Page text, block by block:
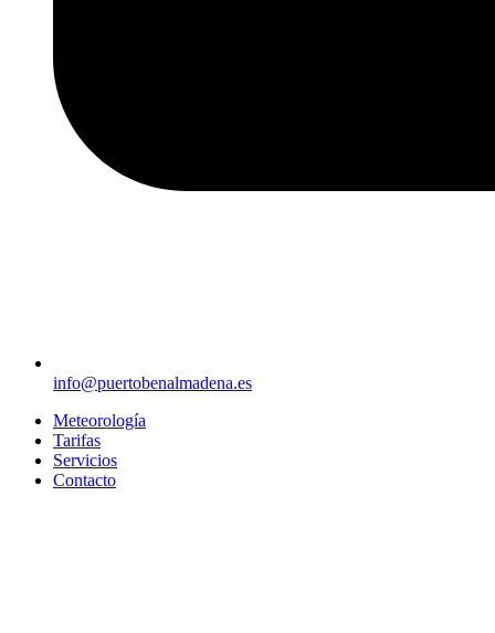
info@puertobenalmadena.es
Meteorología
Tarifas
Servicios
Contacto